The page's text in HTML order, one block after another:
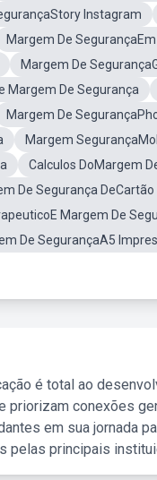
Instagram
Margem De
Margem De
Margem De Segurança
Margem De
Margem
Calculos DoMargem
De Segurança DeCartão
Margem De
De SegurançaA5
é total ao
priorizam conexões
em sua jornada
pelas principais